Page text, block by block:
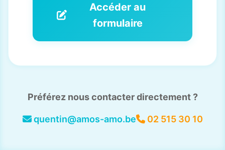
Accéder au
formulaire
Préférez nous contacter directement ?
quentin@amos-amo.be 02 515 30 10